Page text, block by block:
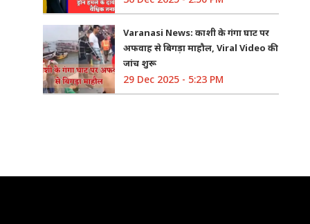
Varanasi News: काशी के गंगा घाट पर
अफवाह से बिगड़ा माहौल, Viral Video की
जांच शुरू
29 Dec 2025 - 5:23 PM